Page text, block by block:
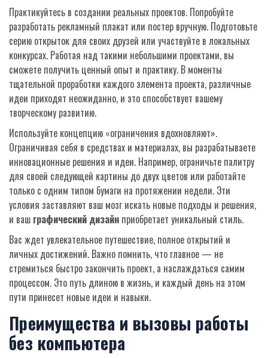
Практикуйтесь в создании реальных проектов. Попробуйте
разработать рекламный плакат или постер вручную. Подготовьте
серию открыток для своих друзей или участвуйте в локальных
конкурсах. Работая над такими небольшими проектами, вы
сможете получить ценный опыт и практику. В моменты
тщательной проработки каждого элемента проекта, различные
идеи приходят неожиданно, и это способствует вашему
творческому развитию.
Используйте концепцию «ограничения вдохновляют».
Ограничивая себя в средствах и материалах, вы разрабатываете
инновационные решения и идеи. Например, ограничьте палитру
для своей следующей картины до двух цветов или работайте
только с одним типом бумаги на протяжении недели. Эти
условия заставляют ваш мозг искать новые подходы и решения,
и ваш графический дизайн приобретает уникальный стиль.
Вас ждет увлекательное путешествие, полное открытий и
личных достижений. Важно помнить, что главное — не
стремиться быстро закончить проект, а наслаждаться самим
процессом. Это путь длиною в жизнь, и каждый день на этом
пути принесет новые идеи и навыки.
Преимущества и вызовы работы
без компьютера